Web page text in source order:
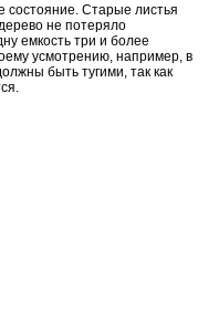
состояние. Старые листья
не потеряло
емкость три и более
усмотрению, например, в
быть тугими, так как